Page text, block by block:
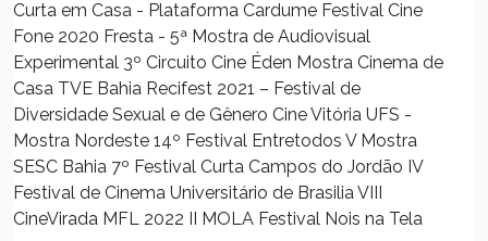
Curta em Casa - Plataforma Cardume Festival Cine
Fone 2020 Fresta - 5ª Mostra de Audiovisual
Experimental 3º Circuito Cine Éden Mostra Cinema de
Casa TVE Bahia Recifest 2021 – Festival de
Diversidade Sexual e de Gênero Cine Vitória UFS -
Mostra Nordeste 14º Festival Entretodos V Mostra
SESC Bahia 7º Festival Curta Campos do Jordão IV
Festival de Cinema Universitário de Brasilia VIII
CineVirada MFL 2022 II MOLA Festival Nois na Tela